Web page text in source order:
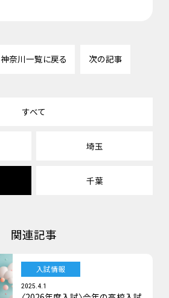
神奈川一覧に戻る 次の記事
すべて
埼玉
千葉
関連記事
入試情報
2025.4.1